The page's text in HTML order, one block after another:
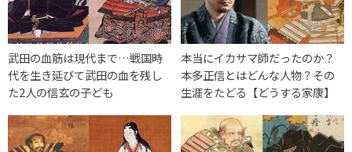
武田の血筋は現代まで…戦国時
代を生き延びて武田の血を残し
た2人の信玄の子ども
本当にイカサマ師だったのか？
本多正信とはどんな人物？その
生涯をたどる【どうする家康】